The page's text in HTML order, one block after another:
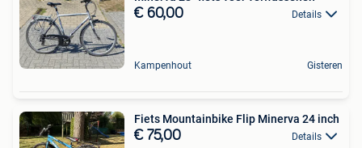
€ 60,00 Details
Kampenhout Gisteren
Fiets Mountainbike Flip Minerva 24 inch
€ 75,00 Details